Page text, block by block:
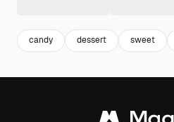
candy dessert sweet